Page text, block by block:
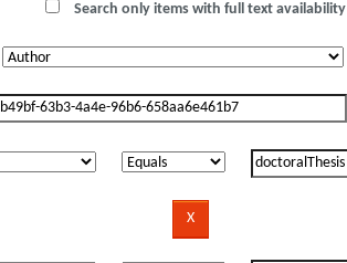
Search only items with full text availability